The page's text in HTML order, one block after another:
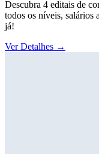
Descubra 4 editais de
todos os níveis, salários
já!
Ver Detalhes →